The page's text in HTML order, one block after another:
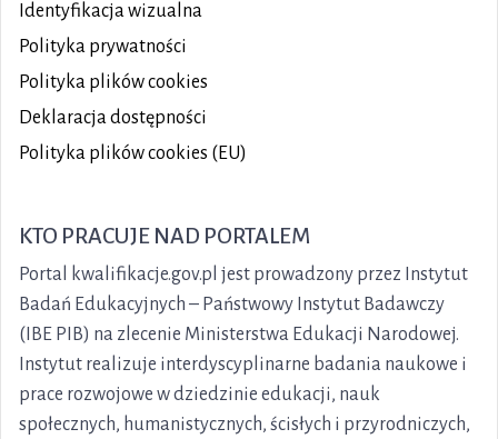
Identyfikacja wizualna
Polityka prywatności
Polityka plikówcookies
Deklaracja dostępności
Polityka plików cookies (EU)
KTO PRACUJE NAD PORTALEM
Portal kwalifikacje.gov.pl jest prowadzony przez Instytut
Badań Edukacyjnych – Państwowy Instytut Badawczy
(IBE PIB) na zlecenie Ministerstwa Edukacji Narodowej.
Instytut realizuje interdyscyplinarne badania naukowe i
prace rozwojowe w dziedzinie edukacji, nauk
społecznych, humanistycznych, ścisłych i przyrodniczych,